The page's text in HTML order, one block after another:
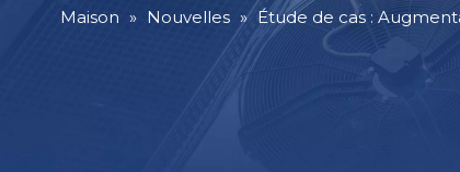
Maison » Nouvelles » Étude de cas :